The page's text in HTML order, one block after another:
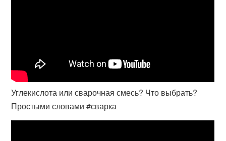
Углекислота или сварочная смесь? Что выбрать?
Простыми словами #сварка